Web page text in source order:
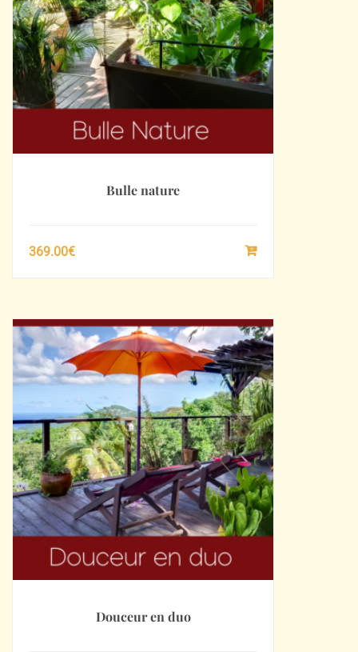
Bulle nature
369.00€
SÉLECTIONNEZ
Douceur en duo